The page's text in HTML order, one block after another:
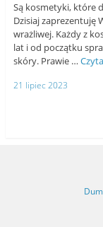
Są kosmetyki, które
Dzisiaj zaprezentuję
wrażliwej. Każdy z
lat i od początku
skóry. Prawie …
21 lipiec 2023